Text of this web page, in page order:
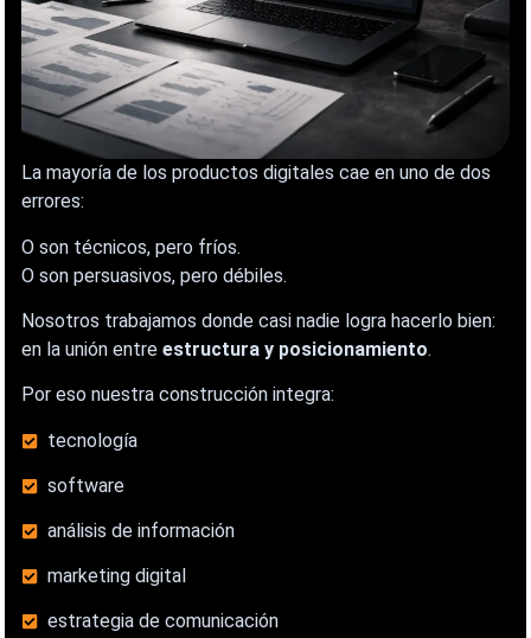
La mayoría de los productos digitales cae en uno de dos
errores:
O son técnicos, pero fríos.
O son persuasivos, pero débiles.
Nosotros trabajamos donde casi nadie logra hacerlo bien:
en la unión entre estructura y posicionamiento.
Por eso nuestra construcción integra:
tecnología
software
análisis de información
marketing digital
estrategia de comunicación